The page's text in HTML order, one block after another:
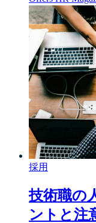
採用
技術職の
ントと注